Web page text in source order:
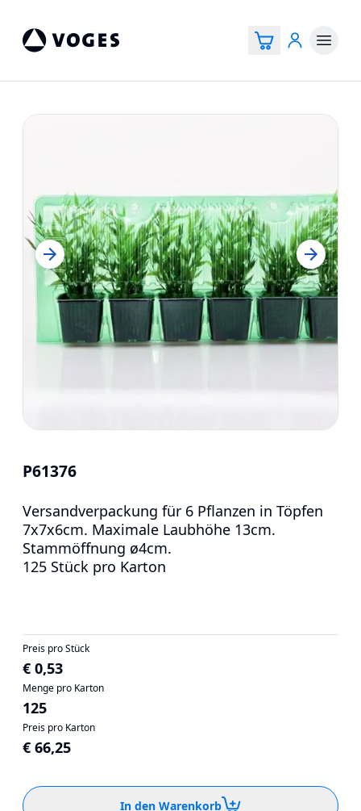
P61376
Versandverpackung für 6 Pflanzen in Töpfen
7x7x6cm. Maximale Laubhöhe 13cm.
Stammöffnung ø4cm.
125 Stück pro Karton
Preis pro Stück
€ 0,53
Menge pro Karton
125
Preis pro Karton
€ 66,25
In den Warenkorb